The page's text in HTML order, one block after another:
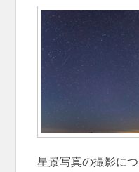
星景写真の撮影に